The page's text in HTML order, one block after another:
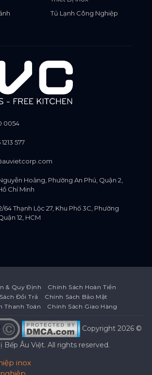
Tủ Lạnh Công Nghiệp
0054
577
Hoàng, Phường An Phú, Quận 2,
Chí Minh
64 Thạnh Lộc 27, Khu Phố 3C, Phường
12, HCM
& Quy Định
Chính Sách Hoàn Tiền
Đổi Trả
Chính Sách Bảo Mật
Thanh Toán
Chính Sách Giao Hàng
Copyright 2026 ©
Bếp Âu Việt. All rights reserved.
inox